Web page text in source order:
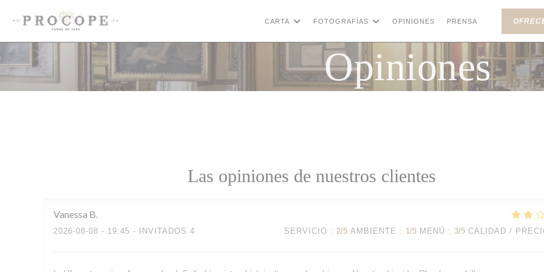
Personalización de sus opciones de cookies
CARTA FOTOGRAFÍAS OPINIONES
PRENSA
Opiniones
Las opiniones de nuestros clientes
Vanessa B
2026-08-08 - 19:45 - INVITADOS 4 SERVICIO : 2/5 AMBIENTE : 1/5 MENÚ : 3/5 CALIDAD /